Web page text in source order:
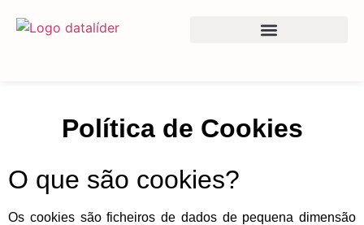
Política de Cookies
O que são cookies?
Os cookies são ficheiros de dados de pequena dimensão